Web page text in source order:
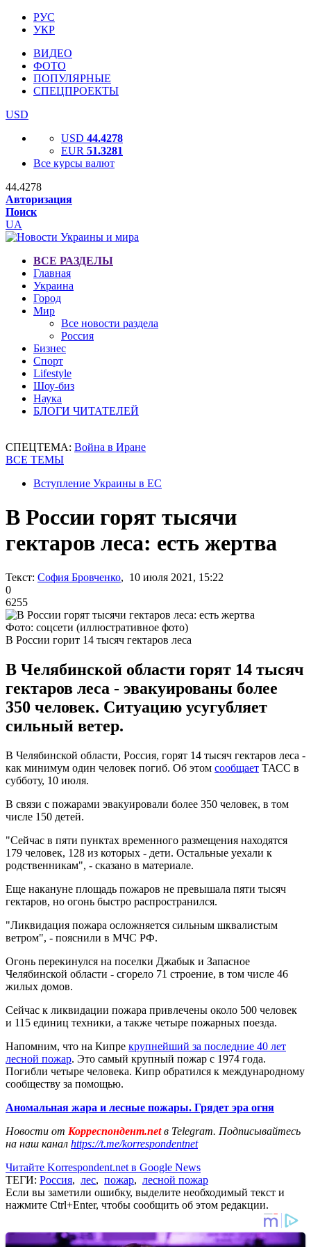
РУС
УКР
ВИДЕО
ФОТО
ПОПУЛЯРНЫЕ
СПЕЦПРОЕКТЫ
USD
USD 44.4278
EUR 51.3281
Все курсы валют
44.4278
Авторизация
Поиск
UA
ВСЕ РАЗДЕЛЫ
Главная
Украина
Город
Мир
Все новости раздела
Россия
Бизнес
Спорт
Lifestyle
Шоу-биз
Наука
БЛОГИ ЧИТАТЕЛЕЙ
СПЕЦТЕМА: Война в Иране
ВСЕ ТЕМЫ
Вступление Украины в ЕС
В России горят тысячи
гектаров леса: есть жертва
Текст: София Бровченко, 10 июля 2021, 15:22
0
6255
Фото: соцсети (иллюстративное фото)
В России горит 14 тысяч гектаров леса
В Челябинской области горят 14 тысяч
гектаров леса - эвакуированы более
350 человек. Ситуацию усугубляет
сильный ветер.
В Челябинской области, Россия, горят 14 тысяч гектаров леса -
как минимум один человек погиб. Об этом сообщает ТАСС в
субботу, 10 июля.
В связи с пожарами эвакуировали более 350 человек, в том
числе 150 детей.
"Сейчас в пяти пунктах временного размещения находятся
179 человек, 128 из которых - дети. Остальные уехали к
родственникам", - сказано в материале.
Еще накануне площадь пожаров не превышала пяти тысяч
гектаров, но огонь быстро распространился.
"Ликвидация пожара осложняется сильным шквалистым
ветром", - пояснили в МЧС РФ.
Огонь перекинулся на поселки Джабык и Запасное
Челябинской области - сгорело 71 строение, в том числе 46
жилых домов.
Сейчас к ликвидации пожара привлечены около 500 человек
и 115 единиц техники, а также четыре пожарных поезда.
Напомним, что на Кипре крупнейший за последние 40 лет
лесной пожар. Это самый крупный пожар с 1974 года.
Погибли четыре человека. Кипр обратился к международному
сообществу за помощью.
Аномальная жара и лесные пожары. Грядет эра огня
Новости от Корреспондент.netв Telegram. Подписывайтесь
на наш канал https://t.me/korrespondentnet
Читайте Korrespondent.net в Google News
ТЕГИ: Россия, лес, пожар, лесной пожар
Если вы заметили ошибку, выделите необходимый текст и
нажмите Ctrl+Enter, чтобы сообщить об этом редакции.